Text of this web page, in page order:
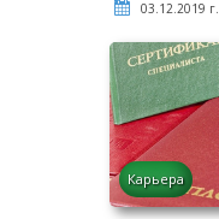
03.12.2019 г.
Карьера